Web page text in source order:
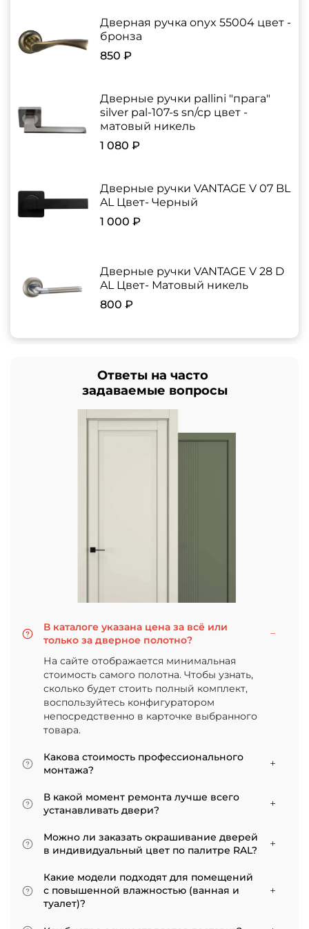
Дверная ручка onyx 55004 цвет -
бронза
850 ₽
Дверные ручки pallini "прага"
silver pal-107-s sn/cp цвет -
матовый никель
1 080 ₽
Дверные ручки VANTAGE V 07 BL
AL Цвет- Черный
1 000 ₽
Дверные ручки VANTAGE V 28 D
AL Цвет- Матовый никель
800 ₽
Ответы на часто
задаваемые вопросы
В каталоге указана цена за всё или
только за дверное полотно?
На сайте отображается минимальная
стоимость самого полотна. Чтобы узнать,
сколько будет стоить полный комплект,
воспользуйтесь конфигуратором
непосредственно в карточке выбранного
товара.
Какова стоимость профессионального
монтажа?
Итоговая сумма зависит от типа отделки
двери и габаритов проема. Минимальная
цена за установку стандартной двери с
покрытием «экошпон» начинается от 5000
рублей.
В какой момент ремонта лучше всего
устанавливать двери?
Мы советуем приступать к монтажу после
того, как уложено напольное покрытие. В
противном случае из-за изменения уровня
пола полотно может не подойти по высоте, и
его придется подрезать. Оптимально ставить
двери по окончании всех отделочных работ.
Можно ли заказать окрашивание дверей
в индивидуальный цвет по палитре RAL?
ассортименте представлены эмалированные
модели от разных фабрик
Какие модели подходят для помещений
с повышенной влажностью (ванная и
туалет)?